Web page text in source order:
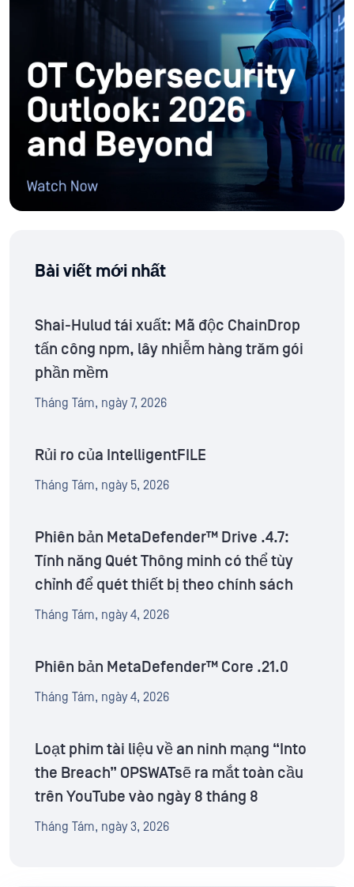
Bài viết mới nhất
Shai-Hulud tái xuất: Mã độc ChainDrop
tấn công npm, lây nhiễm hàng trăm gói
phần mềm
Tháng Tám, ngày 7, 2026
Rủi ro của IntelligentFILE
Tháng Tám, ngày 5, 2026
Phiên bản MetaDefender™ Drive .4.7:
Tính năng Quét Thông minh có thể tùy
chỉnh để quét thiết bị theo chính sách
Tháng Tám, ngày 4, 2026
Phiên bản MetaDefender™ Core .21.0
Tháng Tám, ngày 4, 2026
Loạt phim tài liệu về an ninh mạng “Into
the Breach” OPSWATsẽ ra mắt toàn cầu
trên YouTube vào ngày 8 tháng 8
Tháng Tám, ngày 3, 2026